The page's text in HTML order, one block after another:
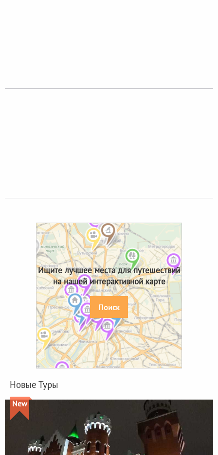
Ищите лучшее места для путешествий
на нашей интерактивной карте
Поиск
Новые Туры
New